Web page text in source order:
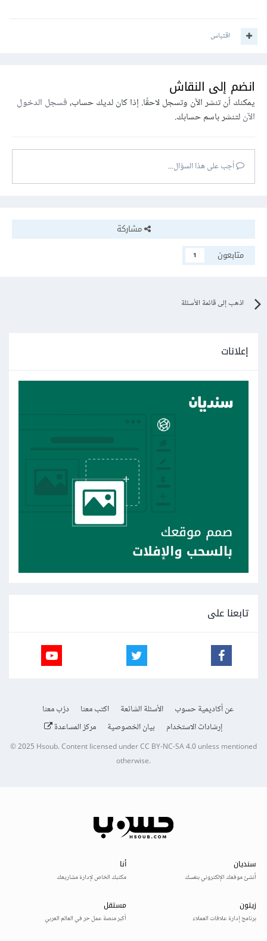
اقتباس
انضم إلى النقاش
يمكنك أن تنشر الآن وتسجل لاحقًا. إذا كان لديك حساب،فسجل الدخول
الآنلتنشر باسم حسابك.
أجب على هذا السؤال...
مشاركة
متابعون
1
اذهب إلى قائمة الأسئلة
إعلانات
تابعنا على
عن أكاديمية حسوب الأسئلة الشائعة اكتب معنا
درّب معنا
إرشادات الاستخدام
بيان الخصوصية مركز المساعدة
© 2025Hsoub.Content licensed underCC BY-NC-SA 4.0unless mentioned
otherwise.